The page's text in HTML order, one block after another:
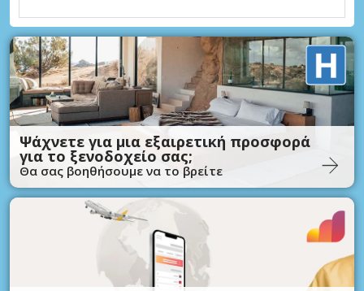
Ψάχνετε για μια εξαιρετική προσφορά
για το ξενοδοχείο σας;
Θα σας βοηθήσουμε να το βρείτε